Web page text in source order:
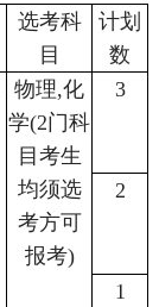
选考科
目
计划
数
物理,化
学(2门科
目考生
均须选
考方可
报考)
3
2
1